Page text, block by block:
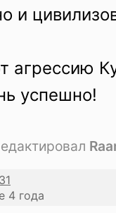
и
агрессию
успешно!
4 года